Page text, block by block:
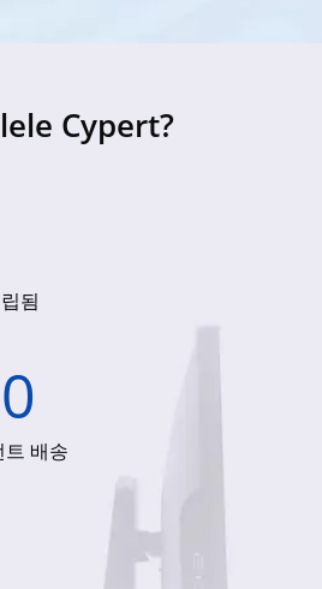
Cypert?
됨
배송